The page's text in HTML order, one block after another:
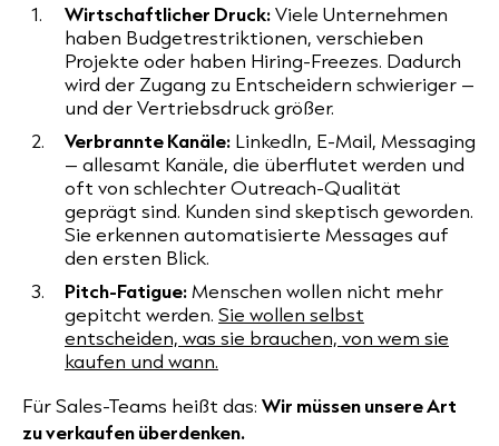
Wirtschaftlicher Druck:Viele Unternehmen
haben Budgetrestriktionen, verschieben
Projekte oder haben Hiring-Freezes. Dadurch
wird der Zugang zu Entscheidern schwieriger –
und der Vertriebsdruck größer.
Verbrannte Kanäle: LinkedIn, E-Mail, Messaging
– allesamt Kanäle, die überflutet werden und
oft von schlechter Outreach-Qualität
geprägt sind. Kunden sind skeptisch geworden.
Sie erkennen automatisierte Messages auf
den ersten Blick.
Pitch-Fatigue:Menschen wollen nicht mehr
gepitcht werden. Sie wollen selbst
entscheiden, was sie brauchen, von wem sie
kaufen und wann.
Für Sales-Teams heißt das: Wir müssen unsere Art
zu verkaufen überdenken.